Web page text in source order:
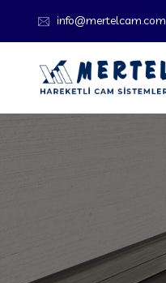
info@mertelcam.com